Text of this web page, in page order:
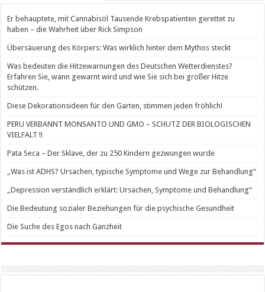
Er behauptete, mit Cannabisöl Tausende Krebspatienten gerettet zu
haben – die Wahrheit über Rick Simpson
Übersäuerung des Körpers: Was wirklich hinter dem Mythos steckt
Was bedeuten die Hitzewarnungen des Deutschen Wetterdienstes?
Erfahren Sie, wann gewarnt wird und wie Sie sich bei großer Hitze
schützen.
Diese Dekorationsideen für den Garten, stimmen jeden fröhlich!
PERU VERBANNT MONSANTO UND GMO – SCHUTZ DER BIOLOGISCHEN
VIELFALT !!
Pata Seca – Der Sklave, der zu 250 Kindern gezwungen wurde
„Was ist ADHS? Ursachen, typische Symptome und Wege zur Behandlung“
„Depression verständlich erklärt: Ursachen, Symptome und Behandlung“
Die Bedeutung sozialer Beziehungen für die psychische Gesundheit
Die Suche des Egos nach Ganzheit